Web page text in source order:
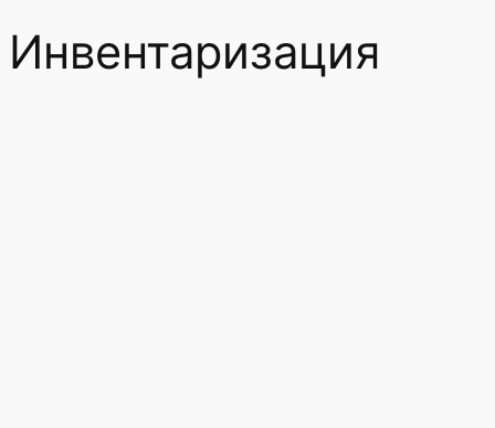
Инвентаризация